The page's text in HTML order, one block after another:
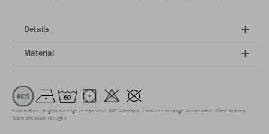
Details
Material
Kids Button Bügeln niedrige Temperatur 60° waschen Trocknen niedrige Temperatur Nicht chloren
Nicht chemisch reinigen